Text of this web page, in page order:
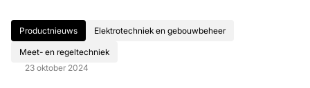
Productnieuws Elektrotechniek en gebouwbeheer
Meet- en regeltechniek
23 oktober 2024